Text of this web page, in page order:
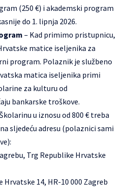
(250 €) i akademski program
do 1. lipnja 2026.
– Kad primimo pristupnicu,
matice iseljenika za
program. Polaznik je službeno
matica iseljenika primi
za kulturu od
bankarske troškove.
u iznosu od 800 € treba
sljedeću adresu (polaznici sami
Trg Republike Hrvatske
Hrvatske 14, HR-10 000 Zagreb